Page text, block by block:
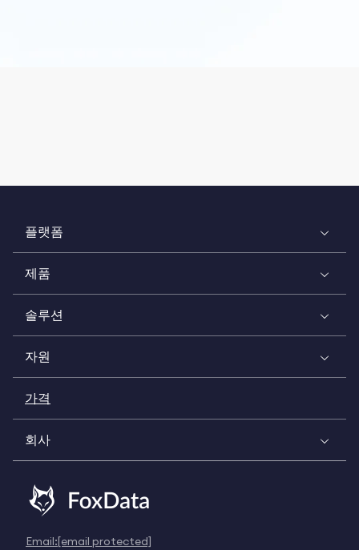
플랫폼
제품
솔루션
자원
가격
회사
Email:[email protected]